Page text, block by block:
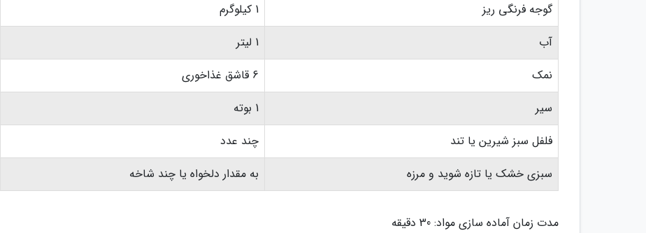
گوجه فرنگی ریز
1 کیلوگرم
آب
1 لیتر
نمک
6 قاشق غذاخوری
سیر
1 بوته
فلفل سبز شیرین یا تند
چند عدد
سبزی خشک یا تازه شوید و مرزه
به مقدار دلخواه یا چند شاخه
مدت زمان آماده سازی مواد: 30 دقیقه